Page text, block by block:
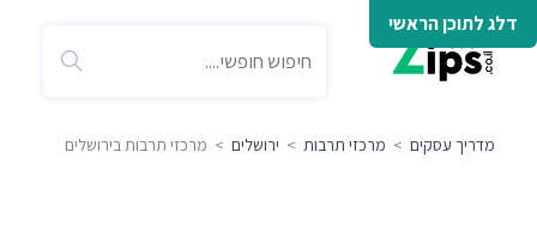
דלג לתוכן הראשי
מדריך עסקים > מרכזי תרבות > ירושלים > מרכזי תרבות בירושלים